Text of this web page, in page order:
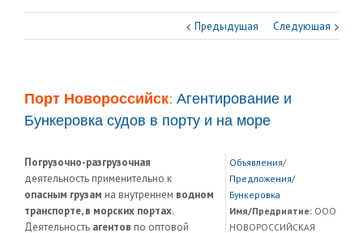
Предыдущая Следующая
Порт Новороссийск: Агентирование и
Бункеровка судов в порту и на море
Погрузочно-разгрузочная
деятельность применительно к
опасным грузам на внутреннем водном
транспорте, в морских портах.
Деятельность агентов по оптовой
Объявления/
Предложения/
Бункеровка
Имя/Предриятие:ООО
НОВОРОССИЙСКАЯ